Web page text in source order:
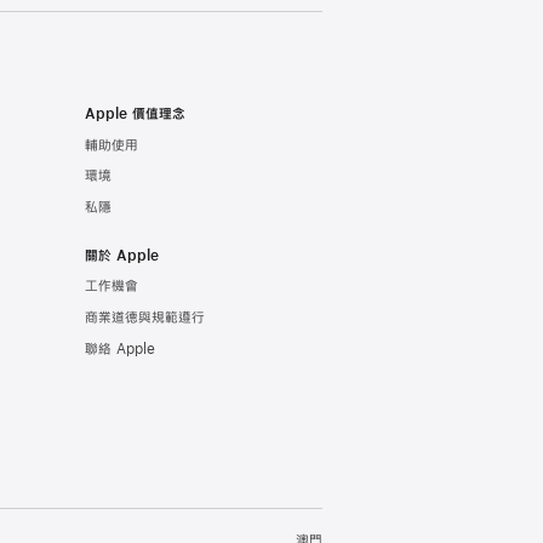
Apple 價值理念
輔助使用
環境
私隱
關於 Apple
工作機會
商業道德與規範遵行
聯絡 Apple